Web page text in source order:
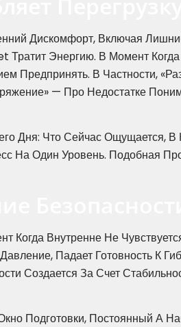
Дискомфорт, Включая
Тратит Энергию. В Момент
Предпринять. В Частности,
— Про Недостатке
Дня: Что Сейчас Ощущается, В
Один Уровень. Подобная
Когда Внутренне Не
Падает Готовность К
За Счет
Подготовки, Постоянный А